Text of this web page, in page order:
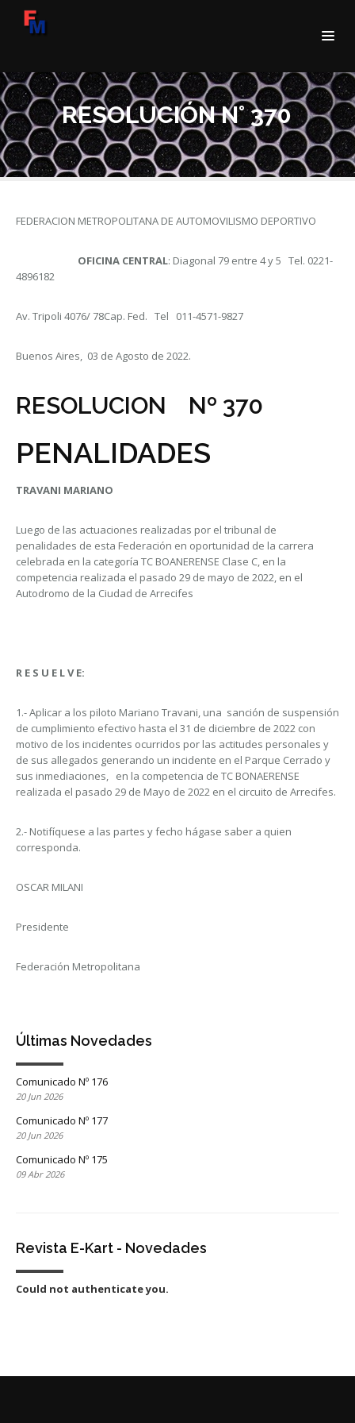
RESOLUCIÓN N° 370
FEDERACION METROPOLITANA DE AUTOMOVILISMO DEPORTIVO
OFICINA CENTRAL: Diagonal 79 entre 4 y 5 Tel. 0221-
4896182
Av. Tripoli 4076/ 78Cap. Fed. Tel 011-4571-9827
Buenos Aires, 03 de Agosto de 2022.
RESOLUCION Nº 370
PENALIDADES
TRAVANI MARIANO
Luego de las actuaciones realizadas por el tribunal de
penalidades de esta Federación en oportunidad de la carrera
celebrada en la categoría TC BOANERENSE Clase C, en la
competencia realizada el pasado 29 de mayo de 2022, en el
Autodromo de la Ciudad de Arrecifes
R E S U E L V E:
1.- Aplicar a los piloto Mariano Travani, una sanción de suspensión
de cumplimiento efectivo hasta el 31 de diciembre de 2022 con
motivo de los incidentes ocurridos por las actitudes personales y
de sus allegados generando un incidente en el Parque Cerrado y
sus inmediaciones, en la competencia de TC BONAERENSE
realizada el pasado 29 de Mayo de 2022 en el circuito de Arrecifes.
2.- Notifíquese a las partes y fecho hágase saber a quien
corresponda.
OSCAR MILANI
Presidente
Federación Metropolitana
Últimas Novedades
Comunicado Nº 176
20 Jun 2026
Comunicado Nº 177
20 Jun 2026
Comunicado Nº 175
09 Abr 2026
Revista E-Kart - Novedades
Could not authenticate you.